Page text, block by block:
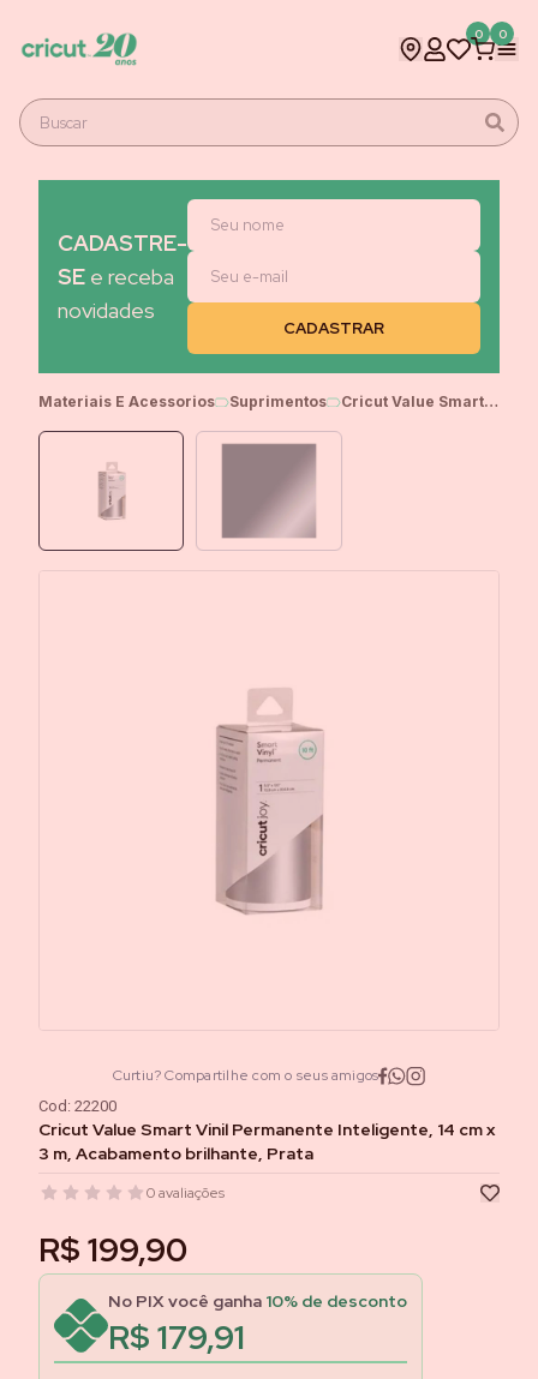
0 0
CADASTRE-
SE e receba
novidades
Materiais E Acessorios Suprimentos Cricut Value Smart Vinil Permanente Inteligente, 14 cm x 3 m, Acabamento brilhante, Prata
Curtiu? Compartilhe com o seus amigos
Cod: 22200
Cricut Value Smart Vinil Permanente Inteligente, 14 cm x
3 m, Acabamento brilhante, Prata
0avaliações
R$ 199,90
No PIX você ganha 10% de desconto
R$ 179,91